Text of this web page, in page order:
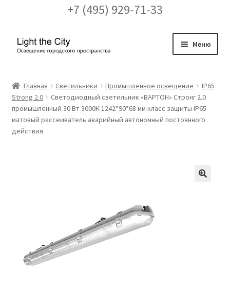
+7 (495) 929-71-33
Перейти
Перейти
Меню
FAQ про кронштейны
Бренды
Корзина
Главная Светильники Промышленное освещение
IP65
Strong 2.0
Светодиодный светильник «ВАРТОН» Стронг 2.0
промышленный 30 Вт 3000К 1242*90*68 мм класс защиты IP65
матовый рассеиватель аварийный автономный постоянного
действия